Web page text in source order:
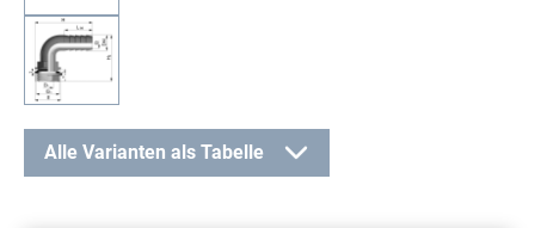
Alle Varianten als Tabelle